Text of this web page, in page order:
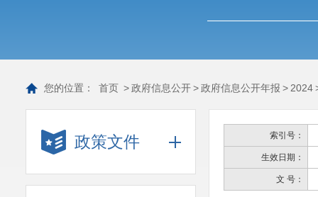
您的位置： 首页 >政府信息公开>政府信息公开年报 > 2024
政策文件 索引号：
生效日期：
文 号：